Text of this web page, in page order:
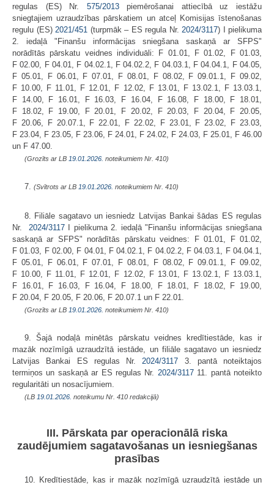
regulas (ES) Nr. 575/2013piemērošanai attiecībā uz iestāžu
sniegtajiem uzraudzības pārskatiem un atceļ Komisijas īstenošanas
regulu (ES) 2021/451 (turpmāk – ES regula Nr. 2024/3117) I pielikuma
2. iedaļā "Finanšu informācijas sniegšana saskaņā ar SFPS"
norādītās pārskatu veidnes individuāli: F 01.01, F 01.02, F 01.03,
F 02.00, F 04.01, F 04.02.1, F 04.02.2, F 04.03.1, F 04.04.1, F 04.05,
F 05.01, F 06.01, F 07.01, F 08.01, F 08.02, F 09.01.1, F 09.02,
F 10.00, F 11.01, F 12.01, F 12.02, F 13.01, F 13.02.1, F 13.03.1,
F 14.00, F 16.01, F 16.03, F 16.04, F 16.08, F 18.00, F 18.01,
F 18.02, F 19.00, F 20.01, F 20.02, F 20.03, F 20.04, F 20.05,
F 20.06, F 20.07.1, F 22.01, F 22.02, F 23.01, F 23.02, F 23.03,
F 23.04, F 23.05, F 23.06, F 24.01, F 24.02, F 24.03, F 25.01, F 46.00
un F 47.00.
(Grozīts ar LB 19.01.2026. noteikumiem Nr. 410)
7. (Svītrots ar LB 19.01.2026. noteikumiem Nr. 410)
8. Filiāle sagatavo un iesniedz Latvijas Bankai šādas ES regulas
Nr. 2024/3117I pielikuma 2. iedaļā "Finanšu informācijas sniegšana
saskaņā ar SFPS" norādītās pārskatu veidnes: F 01.01, F 01.02,
F 01.03, F 02.00, F 04.01, F 04.02.1, F 04.02.2, F 04.03.1, F 04.04.1,
F 05.01, F 06.01, F 07.01, F 08.01, F 08.02, F 09.01.1, F 09.02,
F 10.00, F 11.01, F 12.01, F 12.02, F 13.01, F 13.02.1, F 13.03.1,
F 16.01, F 16.03, F 16.04, F 18.00, F 18.01, F 18.02, F 19.00,
F 20.04, F 20.05, F 20.06, F 20.07.1 un F 22.01.
(Grozīts ar LB 19.01.2026. noteikumiem Nr. 410)
9. Šajā nodaļā minētās pārskatu veidnes kredītiestāde, kas ir
mazāk nozīmīgā uzraudzītā iestāde, un filiāle sagatavo un iesniedz
Latvijas Bankai ES regulas Nr. 2024/3117 3. pantā noteiktajos
termiņos un saskaņā ar ES regulas Nr. 2024/311711. pantā noteikto
regularitāti un nosacījumiem.
(LB 19.01.2026. noteikumu Nr. 410 redakcijā)
III. Pārskata par operacionālā riska
zaudējumiem sagatavošanas un iesniegšanas
prasības
10. Kredītiestāde, kas ir mazāk nozīmīgā uzraudzītā iestāde un